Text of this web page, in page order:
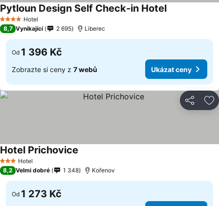
4 Počet hvězdiček
Hotel
Pytloun Design Self Check-in Hotel
8,7 Vynikající 2 695 Liberec
Od 1 396 Kč
Zobrazte si ceny z 7 webů Ukázat ceny
Sdílet
3 Počet hvězdiček
Hotel
Hotel Prichovice
8,2 Velmi dobré 1 348 Kořenov
Od 1 273 Kč